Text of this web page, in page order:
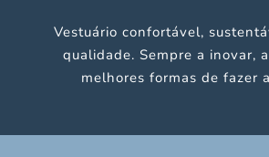
Vestuário confortável,
qualidade. Sempre a inovar,
melhores formas de fazer